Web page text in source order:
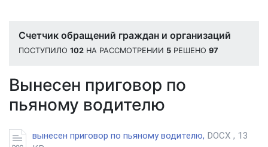
Счетчик обращений граждан и организаций
ПОСТУПИЛО 102 НА РАССМОТРЕНИИ 5 РЕШЕНО 97
Вынесен приговор по
пьяному водителю
вынесен приговор по пьяному водителю, DOCX , 13